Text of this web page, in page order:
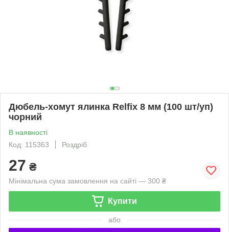
Дюбель-хомут ялинка Relfix 8 мм (100 шт/уп)
чорний
В наявності
Код: 115363
Роздріб
27 ₴
Мінімальна сума замовлення на сайті — 300 ₴
Купити
або